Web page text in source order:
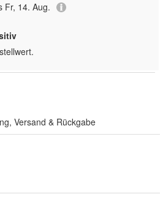
Fr, 14. Aug.
Versand & Rückgabe